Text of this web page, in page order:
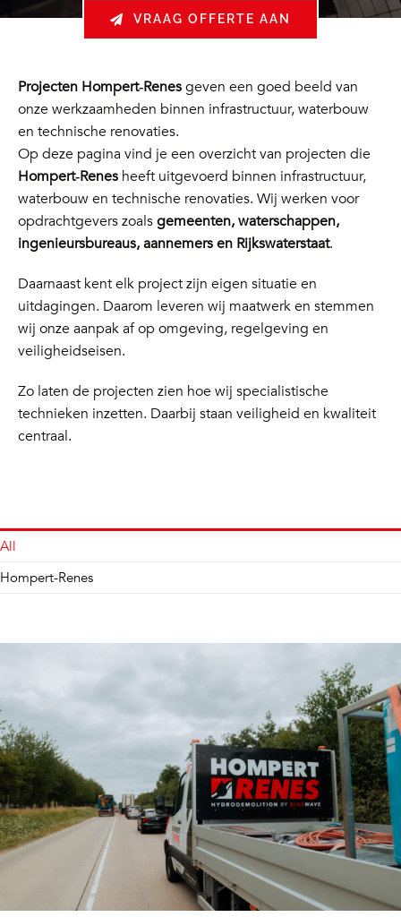
VRAAG OFFERTE AAN
Projecten Hompert‑Renesgeven een goed beeld van
onze werkzaamheden binnen infrastructuur, waterbouw
en technische renovaties.
Op deze pagina vind je een overzicht van projecten die
Hompert‑Renesheeft uitgevoerd binnen infrastructuur,
waterbouw en technische renovaties. Wij werken voor
opdrachtgevers zoalsgemeenten, waterschappen,
ingenieursbureaus, aannemers en Rijkswaterstaat.
Daarnaast kent elk project zijn eigen situatie en
uitdagingen. Daarom leveren wij maatwerk en stemmen
wij onze aanpak af op omgeving, regelgeving en
veiligheidseisen.
Zo laten de projecten zien hoe wij specialistische
technieken inzetten. Daarbij staan veiligheid en kwaliteit
centraal.
All
Hompert-Renes